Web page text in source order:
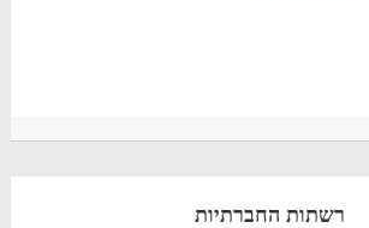
רשתות החברתיות